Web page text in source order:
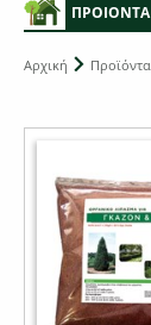
ΠΡΟΙΟΝΤΑ
Αρχική Προϊόντα